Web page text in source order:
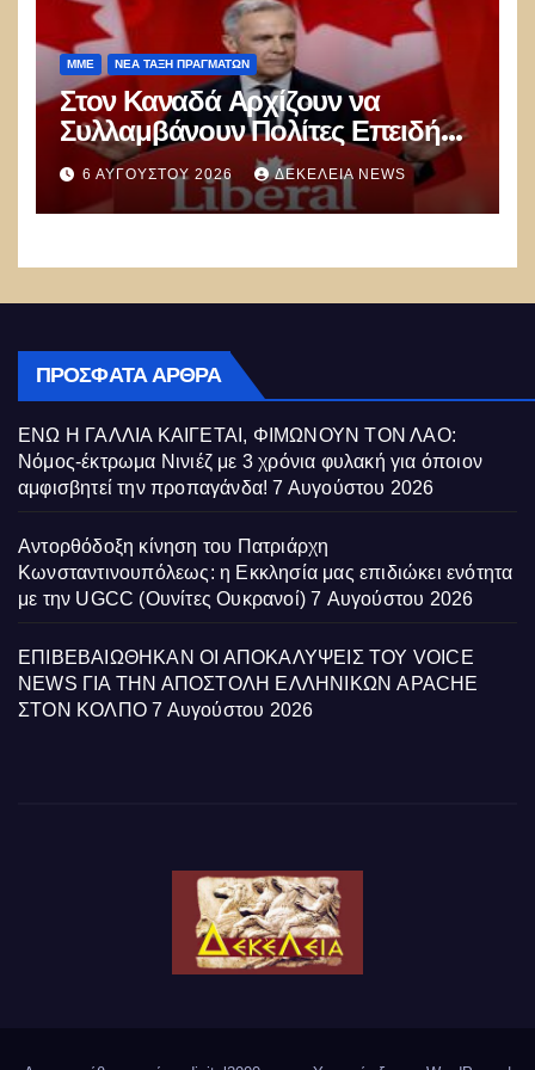
ΜΜΕ ΝΈΑ ΤΆΞΗ ΠΡΑΓΜΆΤΩΝ
Στον Καναδά Αρχίζουν να
Συλλαμβάνουν Πολίτες Επειδή
Κοινοποιούν “λανθασμένες
σκέψεις” στο Διαδίκτυο – Η
Παγκόσμια Δικτατορία
6 ΑΥΓΟΎΣΤΟΥ 2026 ΔΕΚΈΛΕΙΑ NEWS
ΠΡΌΣΦΑΤΑ ΆΡΘΡΑ
ΕΝΩ Η ΓΑΛΛΙΑ ΚΑΙΓΕΤΑΙ, ΦΙΜΩΝΟΥΝ ΤΟΝ ΛΑΟ:
Νόμος-έκτρωμα Νινιέζ με 3 χρόνια φυλακή για όποιον
αμφισβητεί την προπαγάνδα! 7 Αυγούστου 2026
Αντορθόδοξη κίνηση του Πατριάρχη
Κωνσταντινουπόλεως: η Εκκλησία μας επιδιώκει ενότητα
με την UGCC (Ουνίτες Ουκρανοί) 7 Αυγούστου 2026
ΕΠΙΒΕΒΑΙΩΘΗΚΑΝ ΟΙ ΑΠΟΚΑΛΥΨΕΙΣ ΤΟΥ VOICE
NEWS ΓΙΑ ΤΗΝ ΑΠΟΣΤΟΛΗ ΕΛΛΗΝΙΚΩΝ APACHE
ΣΤΟΝ ΚΟΛΠΟ 7 Αυγούστου 2026